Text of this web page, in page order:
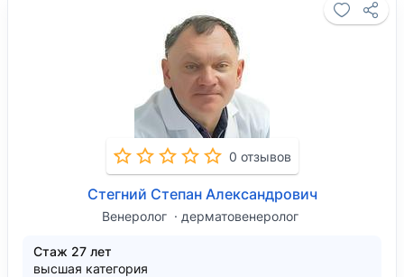
0 отзывов
Стегний Степан Александрович
Венеролог дерматовенеролог
Стаж 27 лет
высшая категория